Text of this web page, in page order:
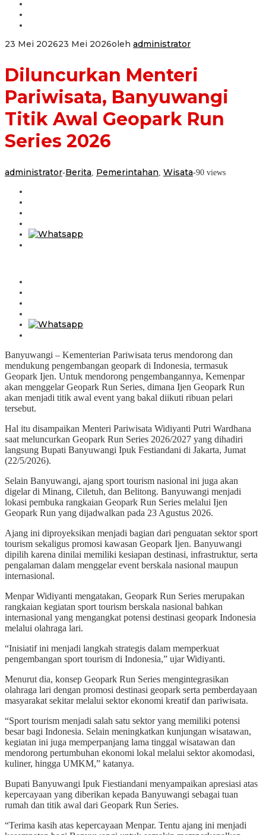
23 Mei 202623 Mei 2026oleh administrator
Diluncurkan Menteri
Pariwisata, Banyuwangi
Titik Awal Geopark Run
Series 2026
administrator-Berita Pemerintahan Wisata-90 views
Banyuwangi – Kementerian Pariwisata terus mendorong dan
mendukung pengembangan geopark di Indonesia, termasuk
Geopark Ijen. Untuk mendorong pengembangannya, Kemenpar
akan menggelar Geopark Run Series, dimana Ijen Geopark Run
akan menjadi titik awal event yang bakal diikuti ribuan pelari
tersebut.
Hal itu disampaikan Menteri Pariwisata Widiyanti Putri Wardhana
saat meluncurkan Geopark Run Series 2026/2027 yang dihadiri
langsung Bupati Banyuwangi Ipuk Festiandani di Jakarta, Jumat
(22/5/2026).
Selain Banyuwangi, ajang sport tourism nasional ini juga akan
digelar di Minang, Ciletuh, dan Belitong. Banyuwangi menjadi
lokasi pembuka rangkaian Geopark Run Series melalui Ijen
Geopark Run yang dijadwalkan pada 23 Agustus 2026.
Ajang ini diproyeksikan menjadi bagian dari penguatan sektor sport
tourism sekaligus promosi kawasan Geopark Ijen. Banyuwangi
dipilih karena dinilai memiliki kesiapan destinasi, infrastruktur, serta
pengalaman dalam menggelar event berskala nasional maupun
internasional.
Menpar Widiyanti mengatakan, Geopark Run Series merupakan
rangkaian kegiatan sport tourism berskala nasional bahkan
internasional yang mengangkat potensi destinasi geopark Indonesia
melalui olahraga lari.
“Inisiatif ini menjadi langkah strategis dalam memperkuat
pengembangan sport tourism di Indonesia,” ujar Widiyanti.
Menurut dia, konsep Geopark Run Series mengintegrasikan
olahraga lari dengan promosi destinasi geopark serta pemberdayaan
masyarakat sekitar melalui sektor ekonomi kreatif dan pariwisata.
“Sport tourism menjadi salah satu sektor yang memiliki potensi
besar bagi Indonesia. Selain meningkatkan kunjungan wisatawan,
kegiatan ini juga memperpanjang lama tinggal wisatawan dan
mendorong pertumbuhan ekonomi lokal melalui sektor akomodasi,
kuliner, hingga UMKM,” katanya.
Bupati Banyuwangi Ipuk Fiestiandani menyampaikan apresiasi atas
kepercayaan yang diberikan kepada Banyuwangi sebagai tuan
rumah dan titik awal dari Geopark Run Series.
“Terima kasih atas kepercayaan Menpar. Tentu ajang ini menjadi